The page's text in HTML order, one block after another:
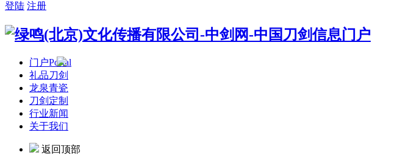
登陆 注册
门户Portal
礼品刀剑
龙泉青瓷
刀剑定制
行业新闻
关于我们
返回顶部